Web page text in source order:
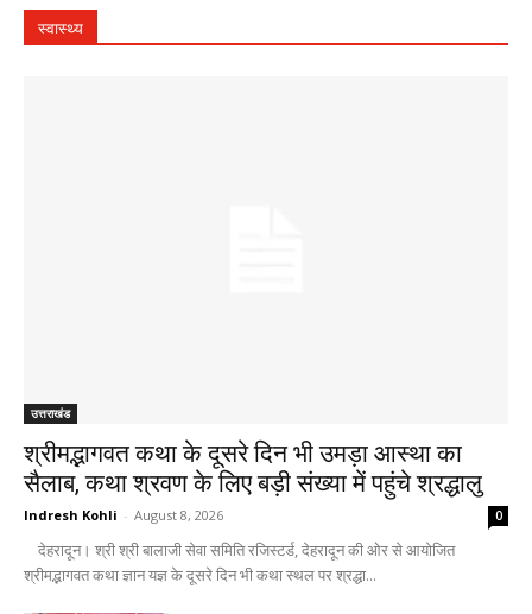
स्वास्थ्य
उत्तराखंड
श्रीमद्भागवत कथा के दूसरे दिन भी उमड़ा आस्था का
सैलाब, कथा श्रवण के लिए बड़ी संख्या में पहुंचे श्रद्धालु
Indresh Kohli - August 8, 2026 0
देहरादून। श्री श्री बालाजी सेवा समिति रजिस्टर्ड, देहरादून की ओर से आयोजित
श्रीमद्भागवत कथा ज्ञान यज्ञ के दूसरे दिन भी कथा स्थल पर श्रद्धा...